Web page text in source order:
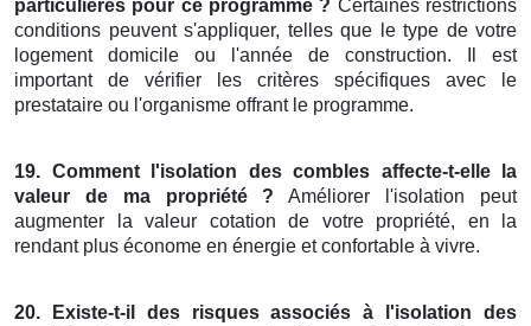
particulières pour ce programme ? Certaines restrictions
conditions peuvent s'appliquer, telles que le type de votre
logement domicile ou l'année de construction. Il est
important de vérifier les critères spécifiques avec le
prestataire ou l'organisme offrant le programme.
19. Comment l'isolation des combles affecte-t-elle la
valeur de ma propriété ? Améliorer l'isolation peut
augmenter la valeur cotation de votre propriété, en la
rendant plus économe en énergie et confortable à vivre.
20. Existe-t-il des risques associés à l'isolation des